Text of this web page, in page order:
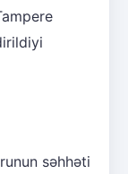
səhhəti